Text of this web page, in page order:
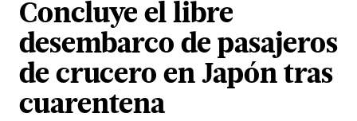
Concluye el libre
desembarco de pasajeros
de crucero en Japón tras
cuarentena